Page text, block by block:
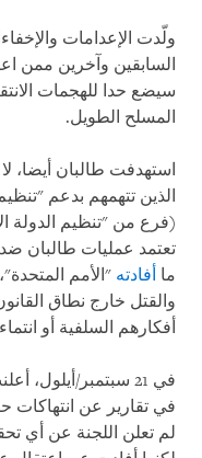
ولّدت الإعدامات
السابقين وآخرين ممن
سيضع حدا للهجمات
المسلح الطويل.
استهدفت طالبان أيضا،
الذين تتهمهم بدعم
(فرع من "تنظيم الدولة
تعتمد عمليات طالبان
ما أفادته "الأمم
والقتل خارج نطاق
أفكارهم السلفية أو
في 21 سبتمبر/
في تقارير عن
لم تعلن اللجنة عن أي